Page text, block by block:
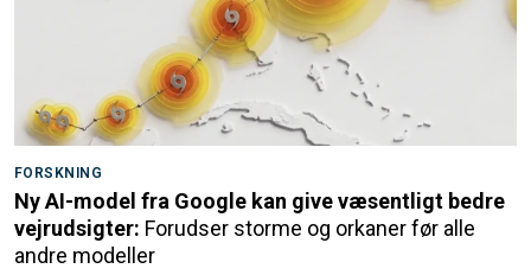
FORSKNING
Ny AI-model fra Google kan give væsentligt bedre
vejrudsigter: Forudser storme og orkaner før alle
andre modeller